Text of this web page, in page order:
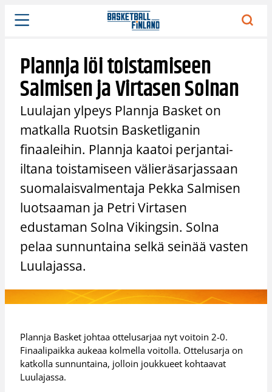
Siirry
sisältöön
Plannja löi toistamiseen
Salmisen ja Virtasen Solnan
Luulajan ylpeys Plannja Basket on
matkalla Ruotsin Basketliganin
finaaleihin. Plannja kaatoi perjantai-
iltana toistamiseen välieräsarjassaan
suomalaisvalmentaja Pekka Salmisen
luotsaaman ja Petri Virtasen
edustaman Solna Vikingsin. Solna
pelaa sunnuntaina selkä seinää vasten
Luulajassa.
Plannja Basket johtaa ottelusarjaa nyt voitoin 2-0.
Finaalipaikka aukeaa kolmella voitolla. Ottelusarja on
katkolla sunnuntaina, jolloin joukkueet kohtaavat
Luulajassa.